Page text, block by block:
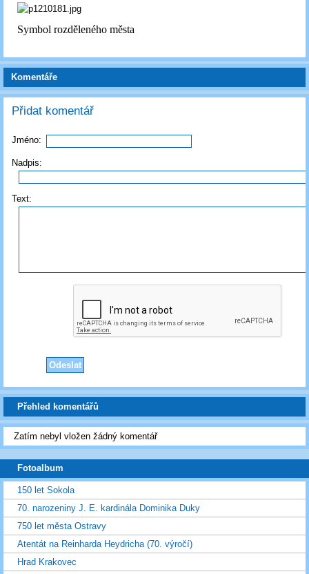
Symbol rozděleného města
Komentáře
Přidat komentář
Jméno:
Nadpis:
Text:
Přehled komentářů
Zatím nebyl vložen žádný komentář
Fotoalbum
150 let Sokola
70. narozeniny J. E. kardinála Dominika Duky
750 let města Ostravy
Atentát na Reinharda Heydricha (70. výročí)
Hrad Krakovec